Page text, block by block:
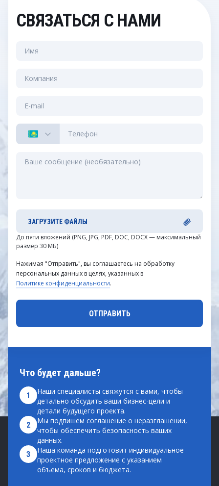
Что будет дальше?
1
Наши специалисты свяжутся с вами, чтобы
детально обсудить ваши бизнес-цели и
детали будущего проекта.
2
Мы подпишем соглашение о неразглашении,
чтобы обеспечить безопасность ваших
данных.
3
Наша команда подготовит индивидуальное
проектное предложение с указанием
объема, сроков и бюджета.
СВЯЗАТЬСЯ С НАМИ
ЗАГРУЗИТЕ ФАЙЛЫ
До пяти вложений (PNG, JPG, PDF, DOC, DOCX — максимальный
размер 30 МБ)
Нажимая "Отправить", вы соглашаетесь на обработку
персональных данных в целях, указанных в
Политике конфиденциальности.